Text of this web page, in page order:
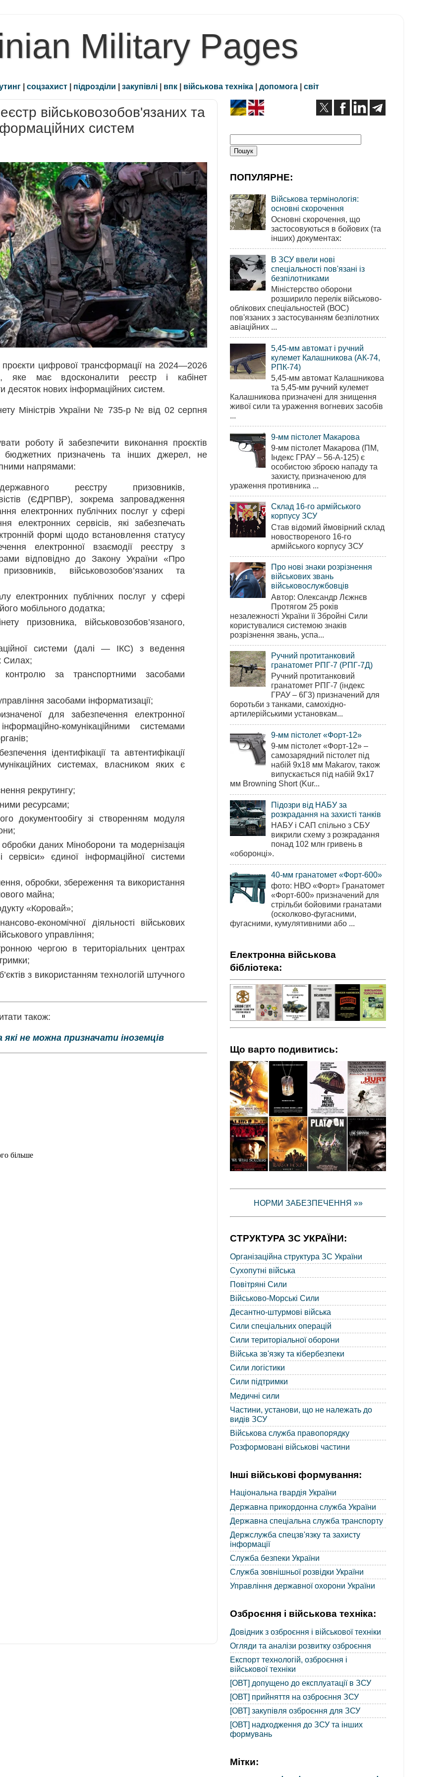
Military Pages
| соцзахист | підрозділи | закупівлі | впк | військова техніка | допомога | світ
військовозобов'язаних та
систем
проєкти цифрової трансформації на 2024—2026
має вдосконалити реєстр і кабінет
десяток нових інформаційних систем.
Міністрів України № 735-р № від 02 серпня
роботу й забезпечити виконання проєктів
бюджетних призначень та інших джерел, не
напрямами:
реєстру призовників,
(ЄДРПВР), зокрема запровадження
електронних публічних послуг у сфері
електронних сервісів, які забезпечать
формі щодо встановлення статусу
електронної взаємодії реєстру з
відповідно до Закону України «Про
військовозобов’язаних та
електронних публічних послуг у сфері
мобільного додатка;
призовника, військовозобов’язаного,
системи (далі — ІКС) з ведення
Силах;
за транспортними засобами
засобами інформатизації;
для забезпечення електронної
комунікаційними системами
ідентифікації та автентифікації
системах, власником яких є
рекрутингу;
ресурсами;
документообігу зі створенням модуля
обробки даних Міноборони та модернізація
сервіси» єдиної інформаційної системи
обробки, збереження та використання
майна;
«Коровай»;
економічної діяльності військових
управління;
чергою в територіальних центрах
з використанням технологій штучного
також:
не можна призначати іноземців
ПОПУЛЯРНЕ:
Військова термінологія:
основні скорочення
Основні скорочення, що
застосовуються в бойових (та
інших) документах:
В ЗСУ ввели нові
спеціальності пов'язані із
безпілотниками
Міністерство оборони
розширило перелік військово-
облікових спеціальностей (ВОС)
пов'язаних з застосуванням безпілотних
авіаційних ...
5,45-мм автомат і ручний
кулемет Калашникова (АК-74,
РПК-74)
5,45-мм автомат Калашникова
та 5,45-мм ручний кулемет
Калашникова призначені для знищення
живої сили та ураження вогневих засобів
...
9-мм пістолет Макарова
9-мм пістолет Макарова (ПМ,
Індекс ГРАУ – 56-А-125) є
особистою зброєю нападу та
захисту, призначеною для
ураження противника ...
Склад 16-го армійського
корпусу ЗСУ
Став відомий ймовірний склад
новоствореного 16-го
армійського корпусу ЗСУ
Про нові знаки розрізнення
військових звань
військовослужбовців
Автор: Олександр Лєжнєв
Протягом 25 років
незалежності України її Збройні Сили
користувалися системою знаків
розрізнення звань, успа...
Ручний протитанковий
гранатомет РПГ-7 (РПГ-7Д)
Ручний протитанковий
гранатомет РПГ-7 (індекс
ГРАУ – 6Г3) призначений для
боротьби з танками, самохідно-
артилерійськими установкам...
9-мм пістолет «Форт-12»
9-мм пістолет «Форт-12» –
самозарядний пістолет під
набій 9х18 мм Makarov, також
випускається під набій 9х17
мм Browning Short (Kur...
Підозри від НАБУ за
розкрадання на захисті танків
НАБУ і САП спільно з СБУ
викрили схему з розкрадання
понад 102 млн гривень в
«оборонці».
40-мм гранатомет «Форт-600»
фото: НВО «Форт» Гранатомет
«Форт-600» призначений для
стрільби бойовими гранатами
(осколково-фугасними,
фугасними, кумулятивними або ...
Електронна військова
бібліотека:
Що варто подивитись:
НОРМИ ЗАБЕЗПЕЧЕННЯ »»
СТРУКТУРА ЗС УКРАЇНИ:
Організаційна структура ЗС України
Сухопутні війська
Повітряні Сили
Військово-Морські Сили
Десантно-штурмові війська
Сили спеціальних операцій
Сили територіальної оборони
Війська зв'язку та кібербезпеки
Сили логістики
Сили підтримки
Медичні сили
Частини, установи, що не належать до
видів ЗСУ
Військова служба правопорядку
Розформовані військові частини
Інші військові формування:
Національна гвардія України
Державна прикордонна служба України
Державна спеціальна служба транспорту
Держслужба спецзв'язку та захисту
інформації
Служба безпеки України
Служба зовнішньої розвідки України
Управління державної охорони України
Озброєння і військова техніка:
Довідник з озброєння і військової техніки
Огляди та аналізи розвитку озброєння
Експорт технологій, озброєння і
військової техніки
[ОВТ] допущено до експлуатації в ЗСУ
[ОВТ] прийняття на озброєння ЗСУ
[ОВТ] закупівля озброєння для ЗСУ
[ОВТ] надходження до ЗСУ та інших
формувань
Мітки: